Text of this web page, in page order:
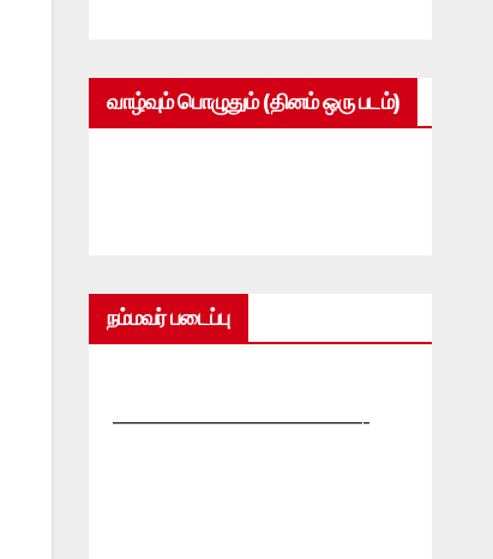
வாழ்வும் பொழுதும் (தினம் ஒரு படம்)
நம்மவர் படைப்பு
—————————————-